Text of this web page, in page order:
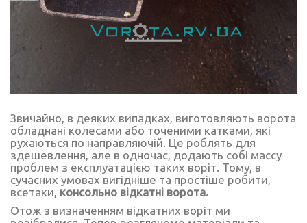
Звичайно, в деяких випадках, виготовляють ворота
обладнані колесами або точеними катками, які
рухаються по направляючій. Це роблять для
здешевлення, але в одночас, додають собі массу
проблем з експлуатацією таких воріт. Тому, в
сучасних умовах вигідніше та простіше робити,
всетаки, консольно відкатні ворота.
Отож з визначенням відкатних воріт ми